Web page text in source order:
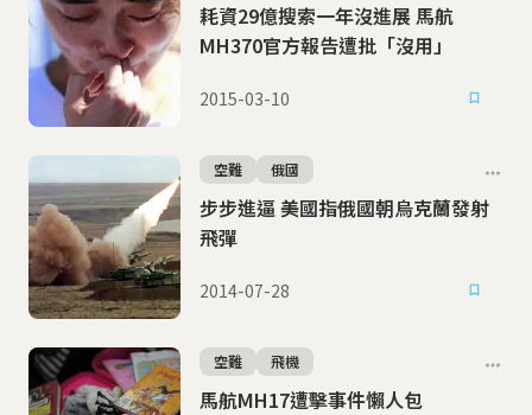
耗資29億搜索一年沒進展 馬航
MH370官方報告遭批「沒用」
2015-03-10
步步進逼 美國指俄國朝烏克蘭發射
飛彈
空難 俄國
2014-07-28
馬航MH17遭擊事件懶人包
空難 飛機